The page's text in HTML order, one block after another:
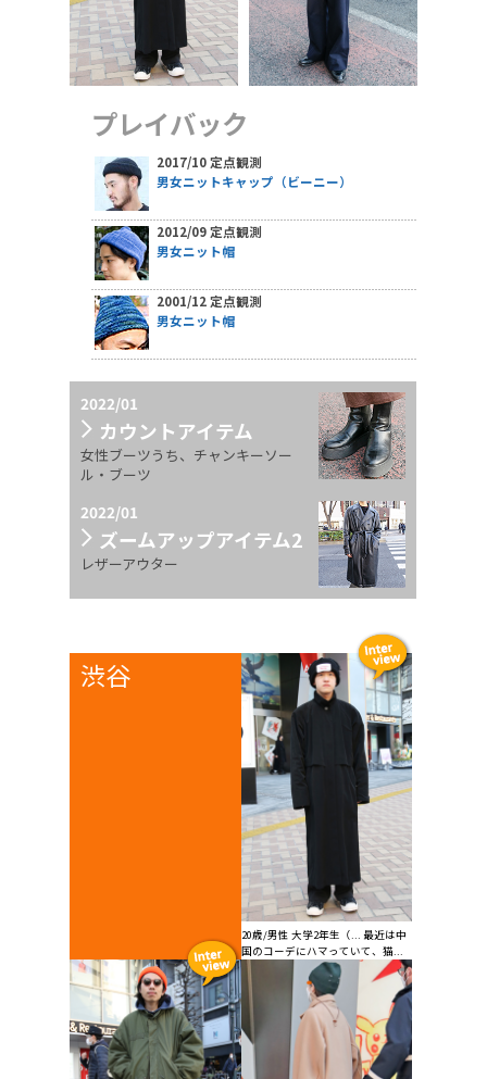
プレイバック
2017/10 定点観測
男女ニットキャップ（ビーニー）
2012/09 定点観測
男女ニット帽
2001/12 定点観測
男女ニット帽
2022/01
カウントアイテム
女性ブーツうち、チャンキーソー
ル・ブーツ
2022/01
ズームアップアイテム2
レザーアウター
渋谷
20歳/男性 大学2年生（... 最近は中
国のコーデにハマっていて、猫...